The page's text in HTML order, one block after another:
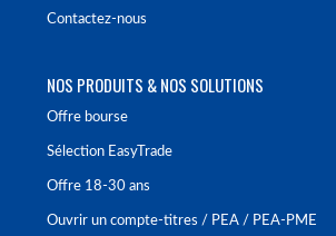
Contactez-nous
NOS PRODUITS & NOS SOLUTIONS
Offre bourse
Sélection EasyTrade
Offre 18-30 ans
Ouvrir un compte-titres / PEA / PEA-PME